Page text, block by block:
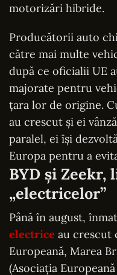
motorizări hibride.
Producătorii auto
către mai multe
după ce oficialii UE
majorate pentru
țara lor de origine.
au crescut și ei
paralel, ei își
Europa pentru a
BYD și Zeekr,
„electricelor”
Până în august,
electrice au crescut
Europeană, Marea
(Asociația